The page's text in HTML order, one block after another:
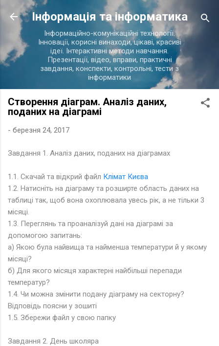
Перейти до основного вмісту
Інформація та інформатика
Інформаційно-комунікаційні технології.
Інновації, корисні винаходи, цікаві, красиві
ідеї. Інтерактивні методи навчання.
Презентації, відео, вправи, практичні
завдання, конспекти, контрольні, тести з
інформатики
Створення діаграм. Аналіз даних,
поданих на діаграмі
- березня 24, 2017
Завдання 1. Аналіз даних, поданих на діаграмах
1.1. Скачай та відкрий файл Клімат Києва
1.2. Натисніть на діаграму та розширте область даних на
таблиці так, щоб вона охоплювала увесь рік, а не тільки 3
місяці.
1.3. Переглянь та проаналізуй дані на діаграмі за
допомогою запитань:
а) Якою була найвища та найменша температури й у якому
місяці?
б) Для якого місяця характерні найбільші перепади
температур?
1.4. Чи можна змінити подану діаграму на секторну?
Відповідь поясни у зошиті
1.5. Збережи файл у свою папку
Завдання 2. День школяра